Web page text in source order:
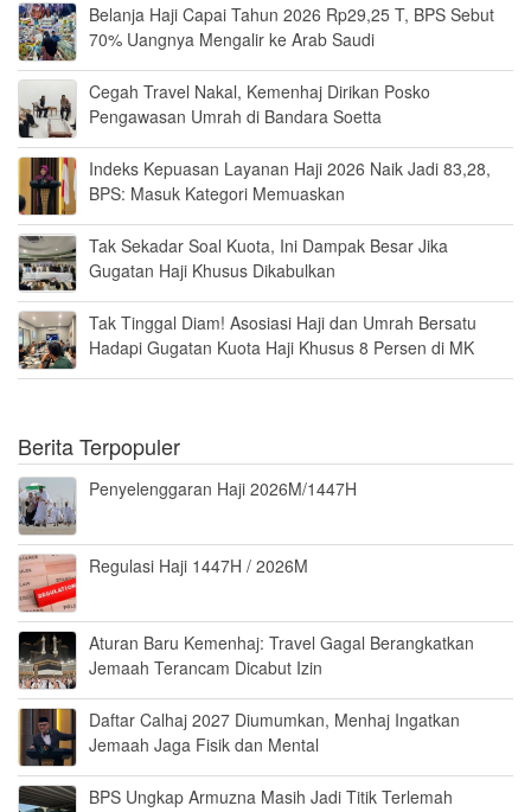
Belanja Haji Capai Tahun 2026 Rp29,25 T, BPS Sebut
70% Uangnya Mengalir ke Arab Saudi
Cegah Travel Nakal, Kemenhaj Dirikan Posko
Pengawasan Umrah di Bandara Soetta
Indeks Kepuasan Layanan Haji 2026 Naik Jadi 83,28,
BPS: Masuk Kategori Memuaskan
Tak Sekadar Soal Kuota, Ini Dampak Besar Jika
Gugatan Haji Khusus Dikabulkan
Tak Tinggal Diam! Asosiasi Haji dan Umrah Bersatu
Hadapi Gugatan Kuota Haji Khusus 8 Persen di MK
Berita Terpopuler
Penyelenggaran Haji 2026M/1447H
Regulasi Haji 1447H / 2026M
Aturan Baru Kemenhaj: Travel Gagal Berangkatkan
Jemaah Terancam Dicabut Izin
Daftar Calhaj 2027 Diumumkan, Menhaj Ingatkan
Jemaah Jaga Fisik dan Mental
BPS Ungkap Armuzna Masih Jadi Titik Terlemah